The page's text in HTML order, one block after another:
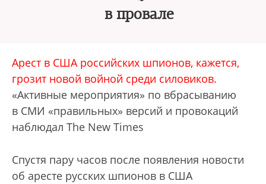
в провале
Арест в США российских шпионов, кажется,
грозит новой войной среди силовиков.
«Активные мероприятия» по вбрасыванию
в СМИ «правильных» версий и провокаций
наблюдал The New Times
Спустя пару часов после появления новости
об аресте русских шпионов в США